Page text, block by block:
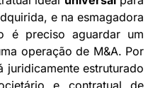
e na esmagadora
é preciso aguardar um
operação de M&A. Por
juridicamente estruturado
e contratual de